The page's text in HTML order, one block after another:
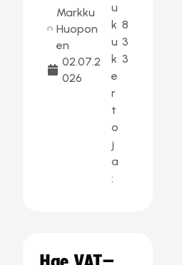
Markku
Huopon
en
02.07.2
026
u
k
u
k
e
r
t
o
j
a
:
8
3
3